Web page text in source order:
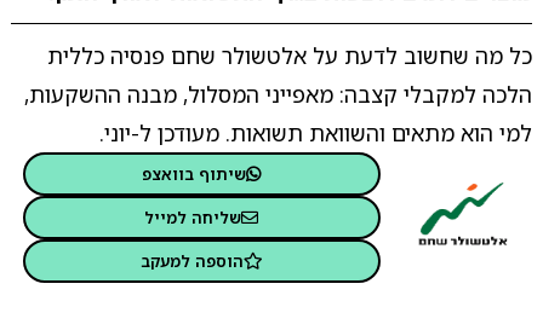
כל מה שחשוב לדעת על אלטשולר שחם פנסיה כללית
הלכה למקבלי קצבה: מאפייני המסלול, מבנה ההשקעות,
למי הוא מתאים והשוואת תשואות. מעודכן ל-יוני.
שיתוף בוואצפ
שליחה למייל
הוספה למעקב